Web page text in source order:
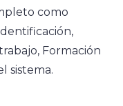
como
Formación
sistema.